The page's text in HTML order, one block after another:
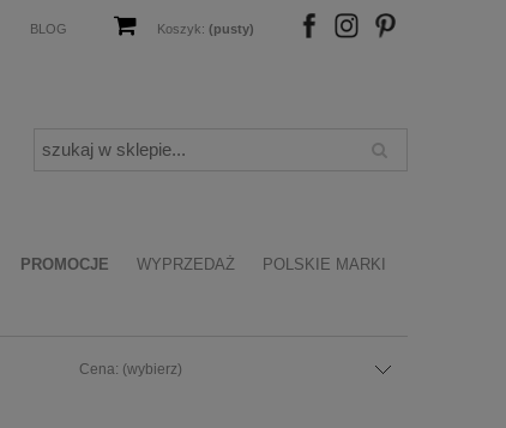
BLOG Koszyk: (pusty) FB IN
PROMOCJE WYPRZEDAŻ POLSKIE MARKI
Cena: (wybierz)